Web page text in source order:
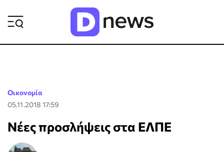
Οικονομία
05.11.2018 17:59
Νέες προσλήψεις στα ΕΛΠΕ